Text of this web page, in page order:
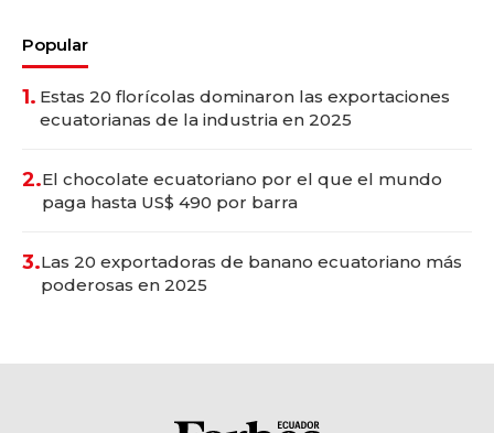
Popular
1. Estas 20 florícolas dominaron las exportaciones
ecuatorianas de la industria en 2025
2.El chocolate ecuatoriano por el que el mundo
paga hasta US$ 490 por barra
3.Las 20 exportadoras de banano ecuatoriano más
poderosas en 2025